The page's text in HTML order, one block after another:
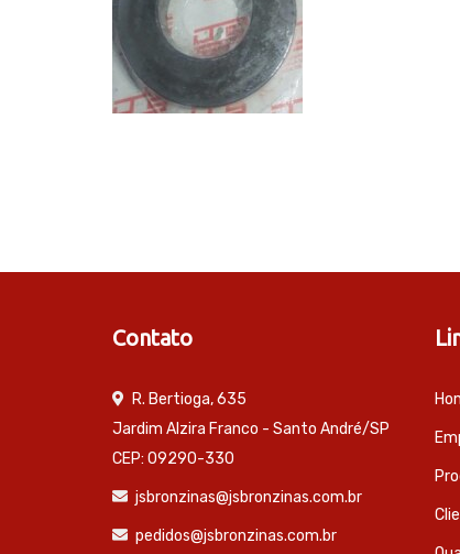
Contato
R. Bertioga, 635
Jardim Alzira Franco - Santo André/SP
CEP: 09290-330
jsbronzinas@jsbronzinas.com.br
pedidos@jsbronzinas.com.br